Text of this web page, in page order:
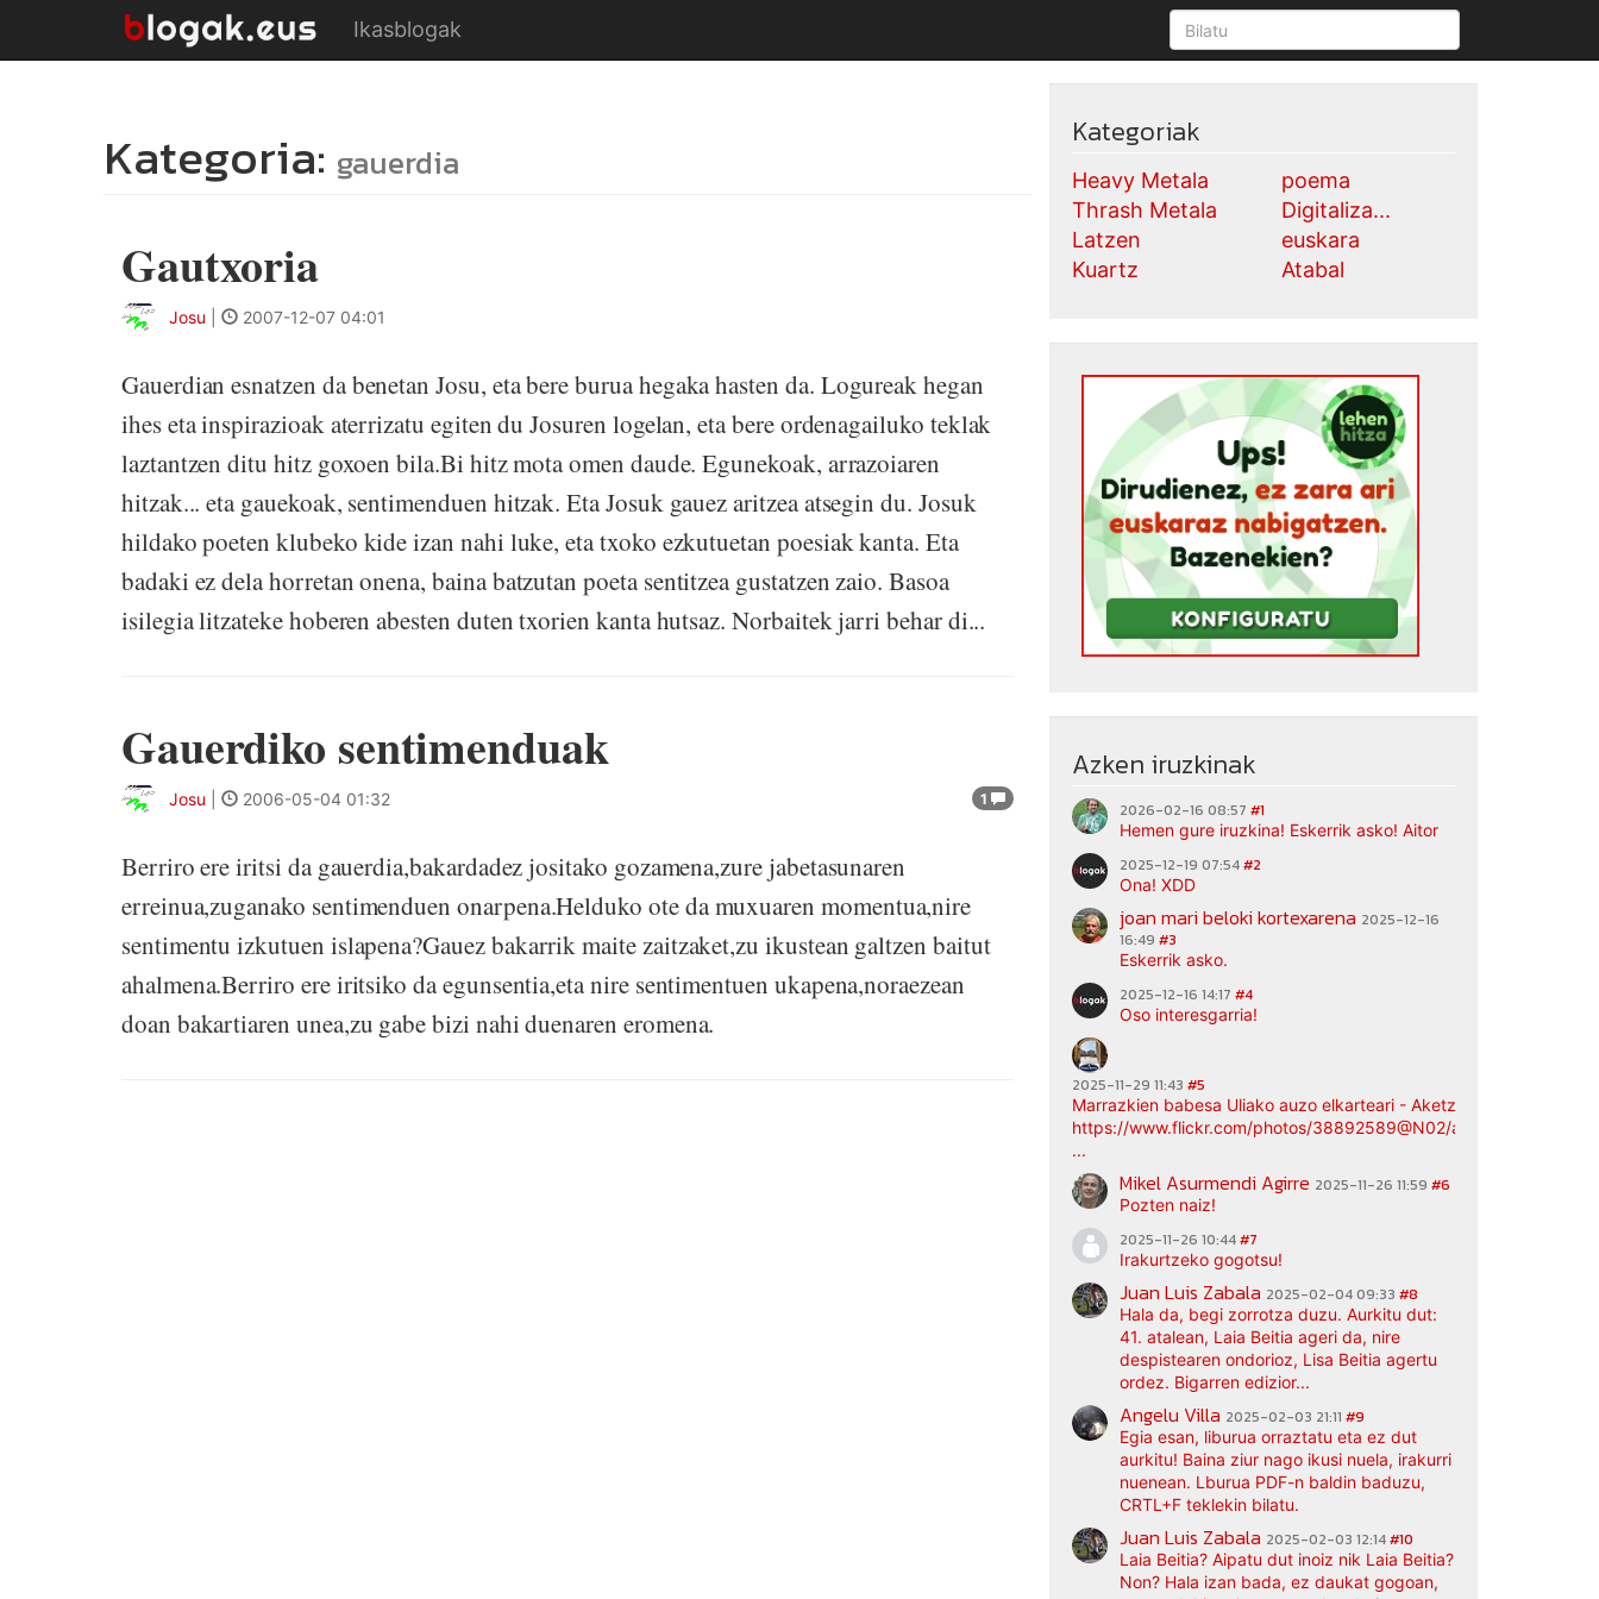
Ikasblogak
Kategoria: gauerdia
Gautxoria
Josu 2007-12-07 04:01
Gauerdian esnatzen da benetan Josu, eta bere burua hegaka hasten da. Logureak hegan
ihes eta inspirazioak aterrizatu egiten du Josuren logelan, eta bere ordenagailuko teklak
laztantzen ditu hitz goxoen bila.Bi hitz mota omen daude. Egunekoak, arrazoiaren
hitzak... eta gauekoak, sentimenduen hitzak. Eta Josuk gauez aritzea atsegin du. Josuk
hildako poeten klubeko kide izan nahi luke, eta txoko ezkutuetan poesiak kanta. Eta
badaki ez dela horretan onena, baina batzutan poeta sentitzea gustatzen zaio. Basoa
isilegia litzateke hoberen abesten duten txorien kanta hutsaz. Norbaitek jarri behar di...
Gauerdiko sentimenduak
1
Josu 2006-05-04 01:32
Berriro ere iritsi da gauerdia,bakardadez jositako gozamena,zure jabetasunaren
erreinua,zuganako sentimenduen onarpena.Helduko ote da muxuaren momentua,nire
sentimentu izkutuen islapena?Gauez bakarrik maite zaitzaket,zu ikustean galtzen baitut
ahalmena.Berriro ere iritsiko da egunsentia,eta nire sentimentuen ukapena,noraezean
doan bakartiaren unea,zu gabe bizi nahi duenaren eromena.
Kategoriak
Heavy Metala
Thrash Metala
Latzen
Kuartz
poema
Digitaliza...
euskara
Atabal
Azken iruzkinak
2026-02-16 08:57 #1
Hemen gure iruzkina! Eskerrik asko! Aitor
2025-12-19 07:54#2
Ona! XDD
joan mari beloki kortexarena 2025-12-16
16:49 #3
Eskerrik asko.
2025-12-16 14:17 #4
Oso interesgarria!
2025-11-29 11:43 #5
Marrazkien babesa Uliako auzo elkarteari - Aketz etxea (argazki
https://www.flickr.com/photos/38892589@N02/albums/
...
Mikel Asurmendi Agirre 2025-11-26 11:59 #6
Pozten naiz!
2025-11-26 10:44#7
Irakurtzeko gogotsu!
Juan Luis Zabala 2025-02-04 09:33 #8
Hala da, begi zorrotza duzu. Aurkitu dut:
41. atalean, Laia Beitia ageri da, nire
despistearen ondorioz, Lisa Beitia agertu
ordez. Bigarren edizior...
Angelu Villa 2025-02-03 21:11 #9
Egia esan, liburua orraztatu eta ez dut
aurkitu! Baina ziur nago ikusi nuela, irakurri
nuenean. Lburua PDF-n baldin baduzu,
CRTL+F teklekin bilatu.
Juan Luis Zabala 2025-02-03 12:14#10
Laia Beitia? Aipatu dut inoiz nik Laia Beitia?
Non? Hala izan bada, ez daukat gogoan,